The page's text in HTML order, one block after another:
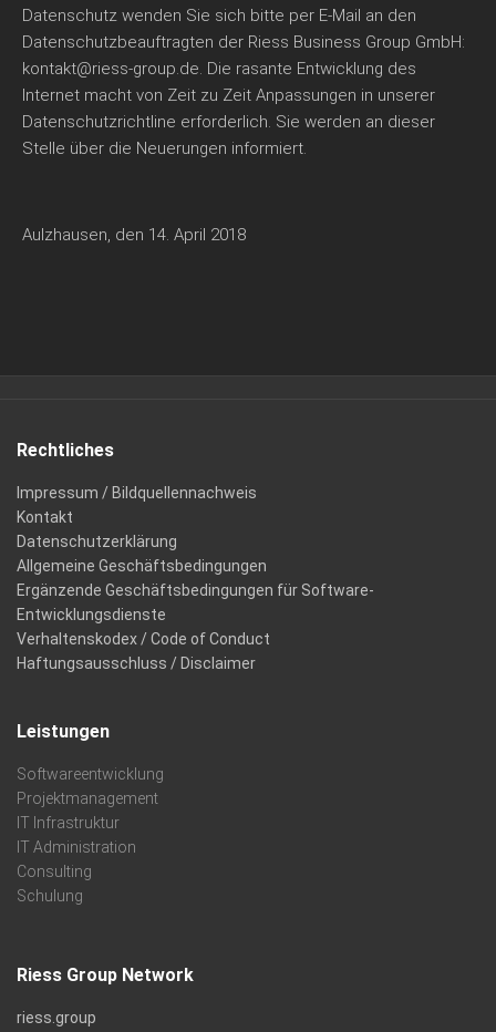
Datenschutz wenden Sie sich bitte per E-Mail an den
Datenschutzbeauftragten der Riess Business Group GmbH:
kontakt@riess-group.de. Die rasante Entwicklung des
Internet macht von Zeit zu Zeit Anpassungen in unserer
Datenschutzrichtline erforderlich. Sie werden an dieser
Stelle über die Neuerungen informiert.
Aulzhausen, den 14. April 2018
Rechtliches
Impressum / Bildquellennachweis
Kontakt
Datenschutzerklärung
Allgemeine Geschäftsbedingungen
Ergänzende Geschäftsbedingungen für Software-
Entwicklungsdienste
Verhaltenskodex / Code of Conduct
Haftungsausschluss / Disclaimer
Leistungen
Softwareentwicklung
Projektmanagement
IT Infrastruktur
IT Administration
Consulting
Schulung
Riess Group Network
riess.group